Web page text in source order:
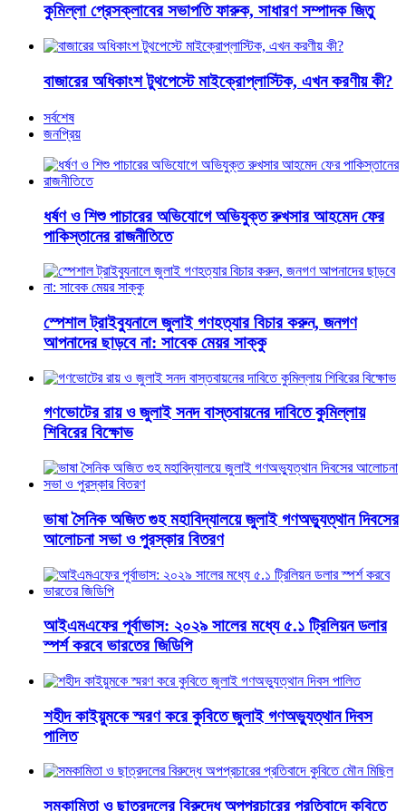
কুমিল্লা প্রেসক্লাবের সভাপতি ফারুক, সাধারণ সম্পাদক জিতু
বাজারের অধিকাংশ টুথপেস্টে মাইক্রোপ্লাস্টিক, এখন করণীয় কী?
সর্বশেষ
জনপ্রিয়
ধর্ষণ ও শিশু পাচারের অভিযোগে অভিযুক্ত রুখসার আহমেদ ফের
পাকিস্তানের রাজনীতিতে
স্পেশাল ট্রাইব্যুনালে জুলাই গণহত্যার বিচার করুন, জনগণ
আপনাদের ছাড়বে না: সাবেক মেয়র সাক্কু
গণভোটের রায় ও জুলাই সনদ বাস্তবায়নের দাবিতে কুমিল্লায়
শিবিরের বিক্ষোভ
ভাষা সৈনিক অজিত গুহ মহাবিদ্যালয়ে জুলাই গণঅভ্যুত্থান দিবসের
আলোচনা সভা ও পুরস্কার বিতরণ
​আইএমএফের পূর্বাভাস: ২০২৯ সালের মধ্যে ৫.১ ট্রিলিয়ন ডলার
স্পর্শ করবে ভারতের জিডিপি
শহীদ কাইয়ুমকে স্মরণ করে কুবিতে জুলাই গণঅভ্যুত্থান দিবস
পালিত
সমকামিতা ও ছাত্রদলের বিরুদ্ধে অপপ্রচারের প্রতিবাদে কুবিতে